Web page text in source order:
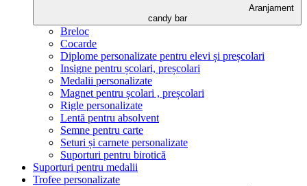
Aranjament
candy bar
Breloc
Cocarde
Diplome personalizate pentru elevi și preșcolari
Insigne pentru școlari, preșcolari
Medalii personalizate
Magnet pentru școlari , preșcolari
Rigle personalizate
Lentă pentru absolvent
Semne pentru carte
Seturi și carnete personalizate
Suporturi pentru birotică
Suporturi pentru medalii
Trofee personalizate